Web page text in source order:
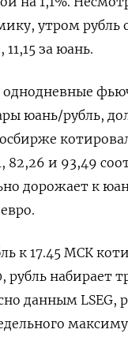
утром рубль
за юань.
однодневные
юань/рубль,
82,26 и 93,49
дорожает к
к 17.45 МСК
рубль набирает
данным LSEG,